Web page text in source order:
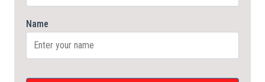
Name